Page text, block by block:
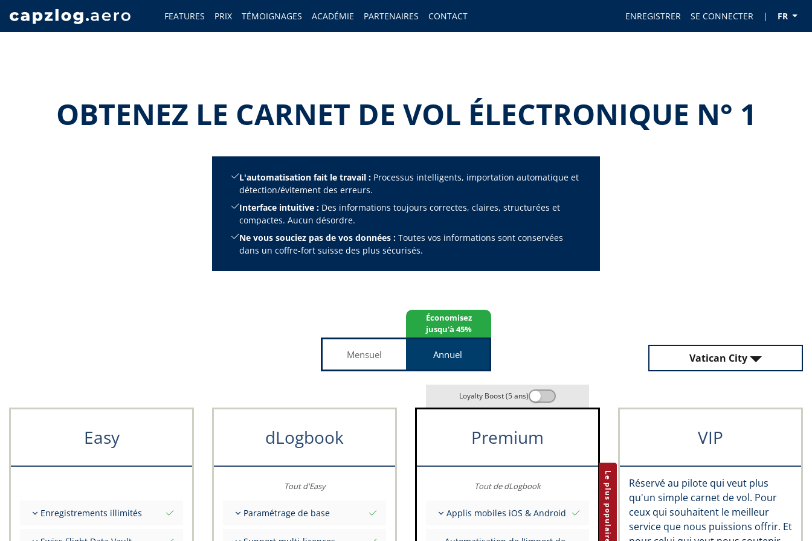
FEATURES PRIX TÉMOIGNAGES ACADÉMIE PARTENAIRES CONTACT ENREGISTRER SE CONNECTER | FR
OBTENEZ LE CARNET DE VOL ÉLECTRONIQUE N° 1
L'automatisation fait le travail : Processus intelligents, importation automatique et
détection/évitement des erreurs.
Interface intuitive : Des informations toujours correctes, claires, structurées et
compactes. Aucun désordre.
Ne vous souciez pas de vos données : Toutes vos informations sont conservées
dans un coffre-fort suisse des plus sécurisés.
Économisez
jusqu'à 45%
Mensuel Annuel Vatican City
Easy
Enregistrements illimités
dLogbook
Tout d'Easy
Paramétrage de base Le plus populaire
Loyalty Boost (5 ans)
Premium
Tout de dLogbook
Applis mobiles iOS & Android
VIP
Réservé au pilote qui veut plus
qu'un simple carnet de vol. Pour
ceux qui souhaitent le meilleur
service que nous puissions offrir. Et